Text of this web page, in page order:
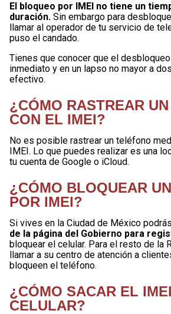
El bloqueo por IMEI no tiene un
duración. Sin embargo para
llamar al operador de tu servicio de
puso el candado.
Tienes que conocer que el
inmediato y en un lapso no mayor a
efectivo.
¿CÓMO RASTREAR
CON EL IMEI?
No es posible rastrear un teléfono
IMEI. Lo que puedes realizar es una
tu cuenta de Google o iCloud.
¿CÓMO BLOQUEAR
POR IMEI?
Si vives en la Ciudad de México
de la página del Gobierno para
bloquear el celular. Para el resto de la
llamar a su centro de atención a
bloqueen el teléfono.
¿CÓMO SACAR EL
CELULAR?